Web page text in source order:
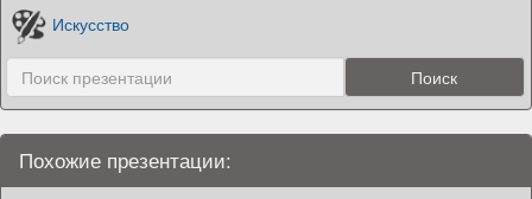
Искусство
Похожие презентации: